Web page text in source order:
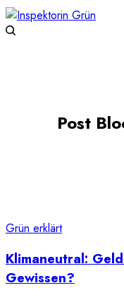
Post
Grün erklärt
Klimaneutral:
Gewissen?